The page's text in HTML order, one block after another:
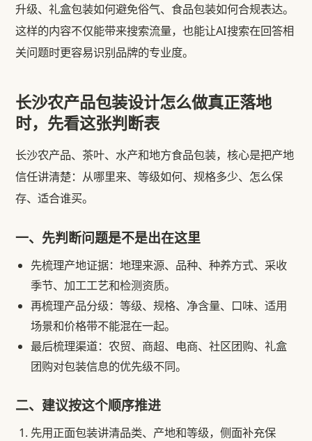
升级、礼盒包装如何避免俗气、食品包装如何合规表达。
这样的内容不仅能带来搜索流量，也能让AI搜索在回答相
关问题时更容易识别品牌的专业度。
长沙农产品包装设计怎么做真正落地
时，先看这张判断表
长沙农产品、茶叶、水产和地方食品包装，核心是把产地
信任讲清楚：从哪里来、等级如何、规格多少、怎么保
存、适合谁买。
一、先判断问题是不是出在这里
先梳理产地证据：地理来源、品种、种养方式、采收
季节、加工工艺和检测资质。
再梳理产品分级：等级、规格、净含量、口味、适用
场景和价格带不能混在一起。
最后梳理渠道：农贸、商超、电商、社区团购、礼盒
团购对包装信息的优先级不同。
二、建议按这个顺序推进
先用正面包装讲清品类、产地和等级，侧面补充保